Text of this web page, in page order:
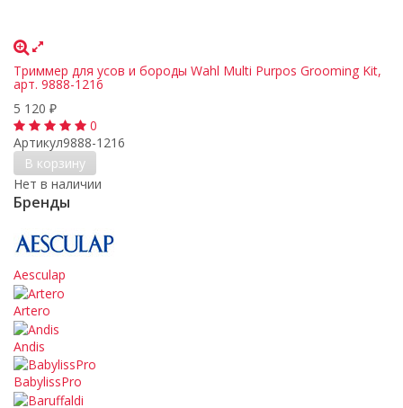
Триммер для усов и бороды Wahl Multi Purpos Grooming Kit,
арт. 9888-1216
5 120 ₽
0
Артикул9888-1216
В корзину
Нет в наличии
Бренды
Aesculap
Artero
Andis
BabylissPro